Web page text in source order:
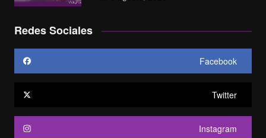
Redes Sociales
Facebook
Twitter
Instagram